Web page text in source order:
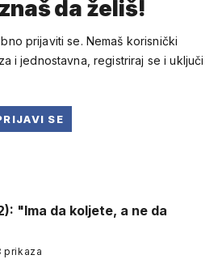
da želiš!
prijaviti se. Nemaš korisnički
i jednostavna, registriraj se i uključi
SE
"Ima da koljete, a ne da
prikaza